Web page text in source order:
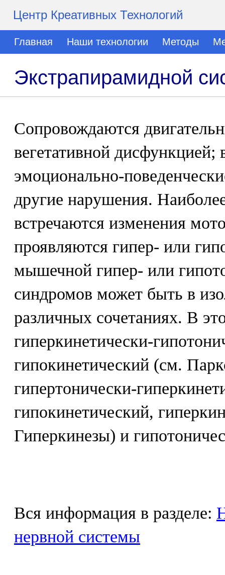
Центр Креативных Технологий
Главная Наши технологии Методы
Экстрапирамидной
Сопровождаются
вегетативной
эмоционально-
другие нарушения.
встречаются изменения
проявляются гипер- или
мышечной гипер- или
синдромов может быть в
различных сочетаниях. В
гиперкинетически-
гипокинетический (см.
гипертонически-
гипокинетический,
Гиперкинезы) и
Вся информация в разделе:
нервной системы